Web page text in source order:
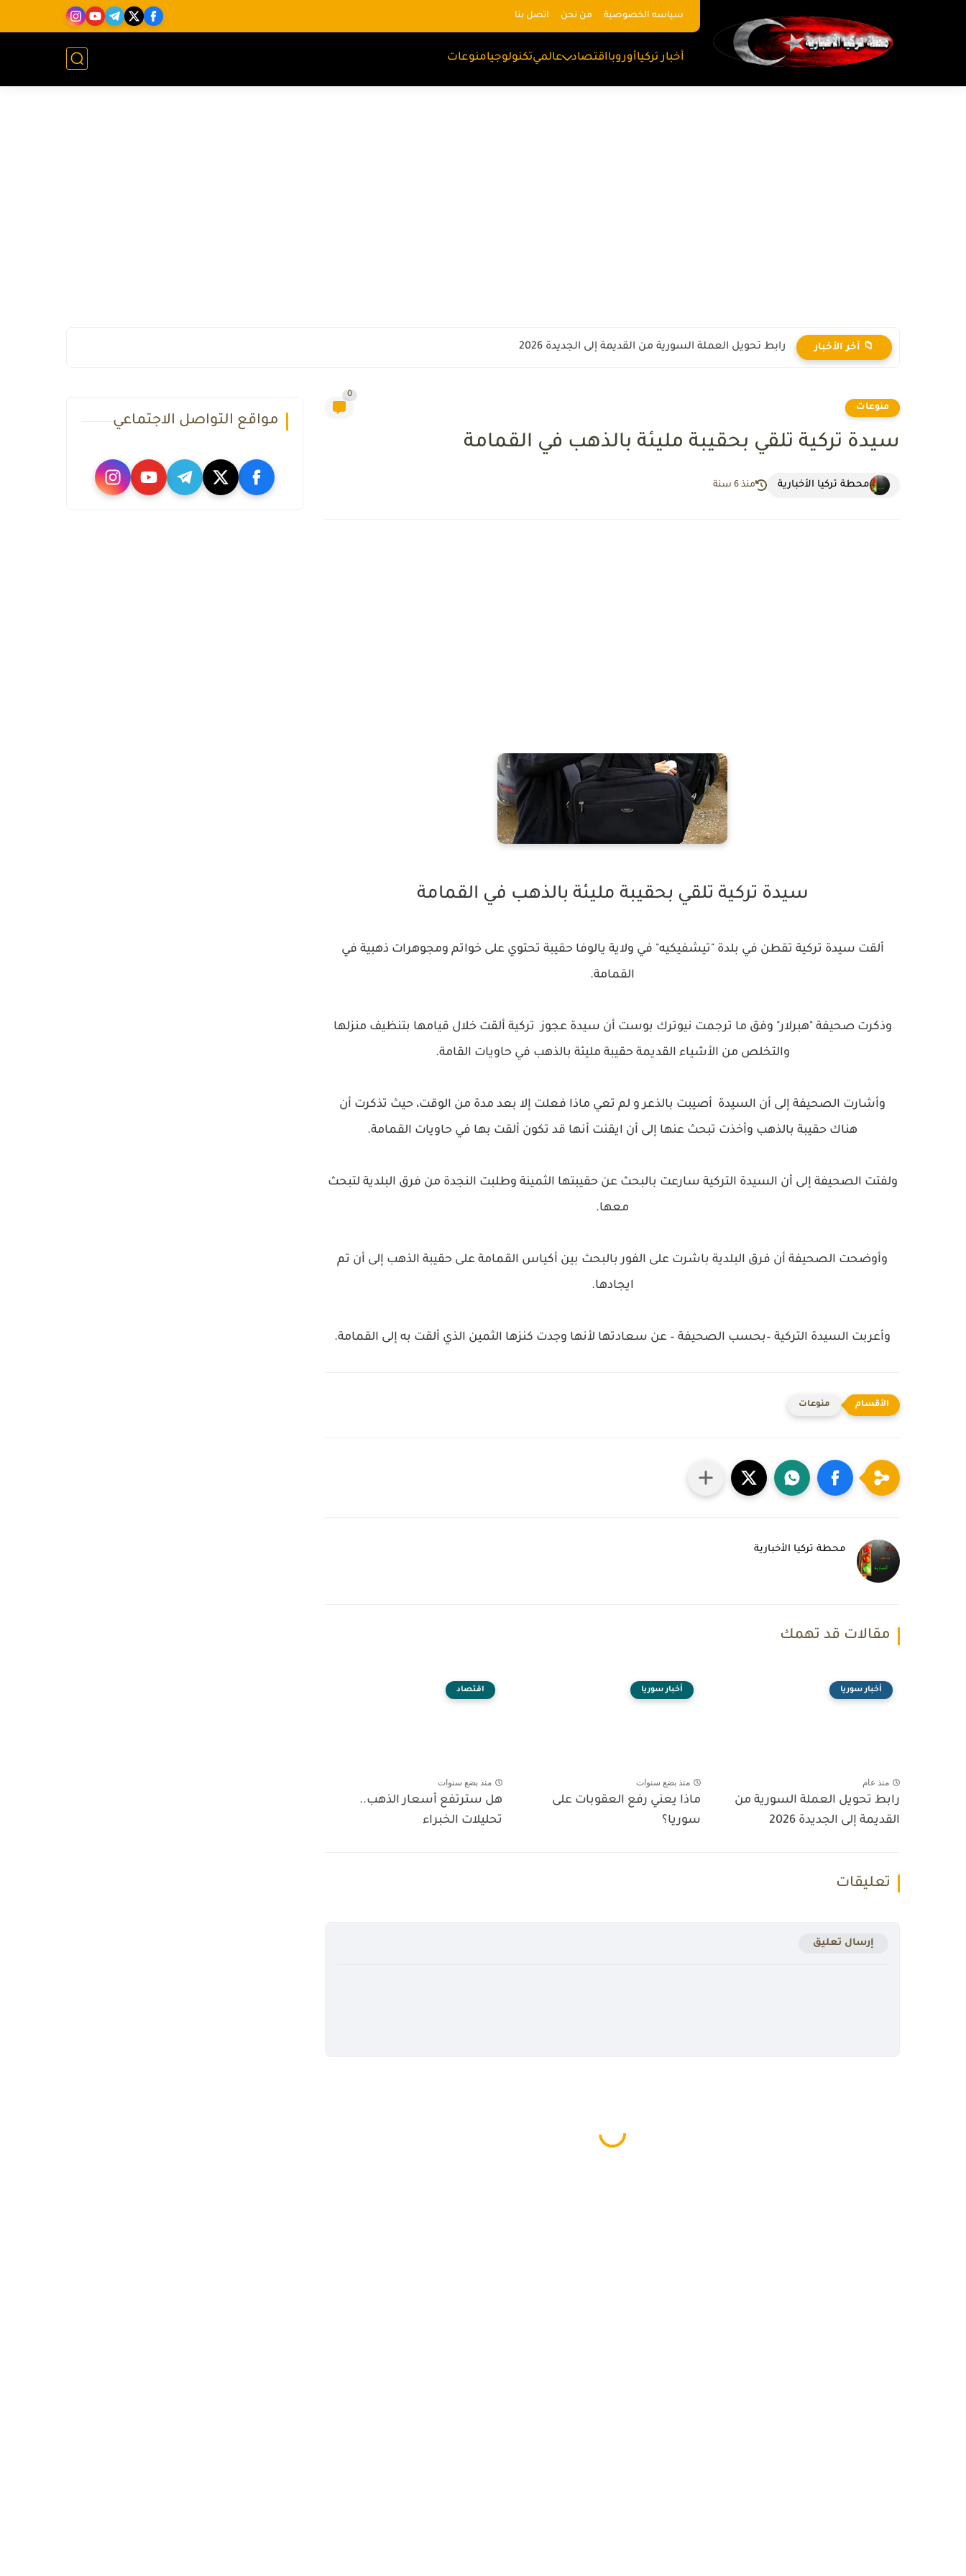
سياسه الخصوصية من نحن اتصل بنا
أخبار تركياأوروبااقتصاد عالميتكنولوجيامنوعات
📁 آخر الأخبار رابط تحويل العملة السورية من القديمة إلى الجديدة 2026
منوعات
0
سيدة تركية تلقي بحقيبة مليئة بالذهب في القمامة
محطة تركيا الأخبارية منذ 6 سنة
سيدة تركية تلقي بحقيبة مليئة بالذهب في القمامة
ألقت سيدة تركية تقطن في بلدة "تيشفيكيه" في ولاية يالوفا حقيبة تحتوي على خواتم ومجوهرات ذهبية في
القمامة.
وذكرت صحيفة "هبرلار" وفق ما ترجمت نيوترك بوست أن سيدة عجوز تركية ألقت خلال قيامها بتنظيف منزلها
والتخلص من الأشياء القديمة حقيبة مليئة بالذهب في حاويات القامة.
وأشارت الصحيفة إلى أن السيدة أصيبت بالذعر و لم تعي ماذا فعلت إلا بعد مدة من الوقت، حيث تذكرت أن
هناك حقيبة بالذهب وأخذت تبحث عنها إلى أن ايقنت أنها قد تكون ألقت بها في حاويات القمامة.
ولفتت الصحيفة إلى أن السيدة التركية سارعت بالبحث عن حقيبتها الثمينة وطلبت النجدة من فرق البلدية لتبحث
معها.
وأوضحت الصحيفة أن فرق البلدية باشرت على الفور بالبحث بين أكياس القمامة على حقيبة الذهب إلى أن تم
ايجادها.
وأعربت السيدة التركية –بحسب الصحيفة – عن سعادتها لأنها وجدت كنزها الثمين الذي ألقت به إلى القمامة.
منوعات
محطة تركيا الأخبارية
مقالات قد تهمك
أخبار سوريا
منذ عام
رابط تحويل العملة السورية من
القديمة إلى الجديدة 2026
أخبار سوريا
منذ بضع سنوات
ماذا يعني رفع العقوبات على
سوريا؟
اقتصاد
منذ بضع سنوات
هل سترتفع أسعار الذهب..
تحليلات الخبراء
تعليقات
إرسال تعليق
مواقع التواصل الاجتماعي